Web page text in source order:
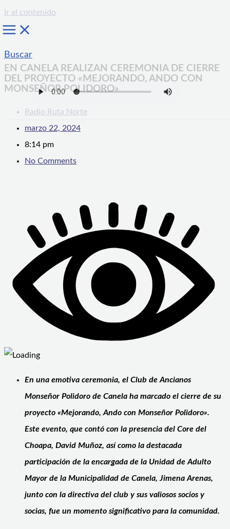
Ir al contenido
Buscar
EN CANELA REALIZAN CEREMONIA DE CIERRE
DEL PROYECTO «MEJORANDO, ANDO CON
MONSEÑOR POLIDORO»
Radio Ruta Norte
marzo 22, 2024
8:14 pm
No Comments
En una emotiva ceremonia, el Club de Ancianos
Monseñor Polidoro de Canela ha marcado el cierre de su
proyecto «Mejorando, Ando con Monseñor Polidoro».
Este evento, que contó con la presencia del Core del
Choapa, David Muñoz, así como la destacada
participación de la encargada de la Unidad de Adulto
Mayor de la Municipalidad de Canela, Jimena Arenas,
junto con la directiva del club y sus valiosos socios y
socias, fue un momento significativo para la comunidad.